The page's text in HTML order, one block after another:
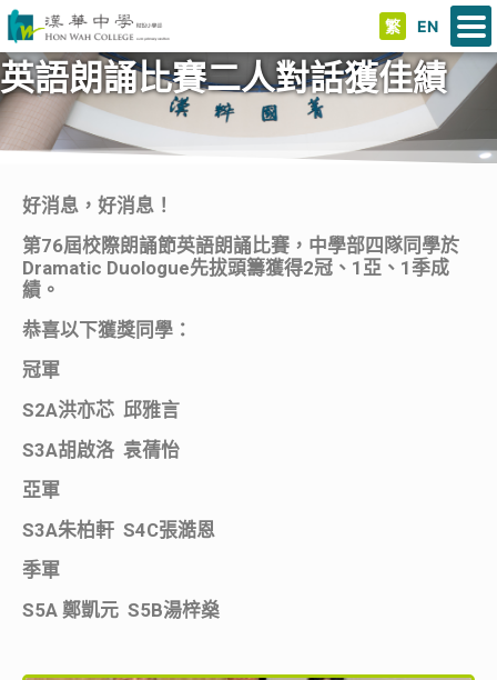
繁 EN
英語朗誦比賽二人對話獲佳績
好消息，好消息！
第76屆校際朗誦節英語朗誦比賽，中學部四隊同學於
Dramatic Duologue先拔頭籌獲得2冠、1亞、1季成
績。
恭喜以下獲獎同學：
冠軍
S2A洪亦芯 邱雅言
S3A胡啟洛 袁蒨怡
亞軍
S3A朱柏軒 S4C張澔恩
季軍
S5A 鄭凱元 S5B湯梓燊